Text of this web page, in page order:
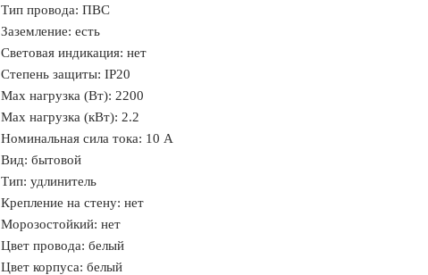
Тип провода: ПВС
Заземление: есть
Световая индикация: нет
Степень защиты: IP20
Max нагрузка (Вт): 2200
Max нагрузка (кВт): 2.2
Номинальная сила тока: 10 А
Вид: бытовой
Тип: удлинитель
Крепление на стену: нет
Морозостойкий: нет
Цвет провода: белый
Цвет корпуса: белый